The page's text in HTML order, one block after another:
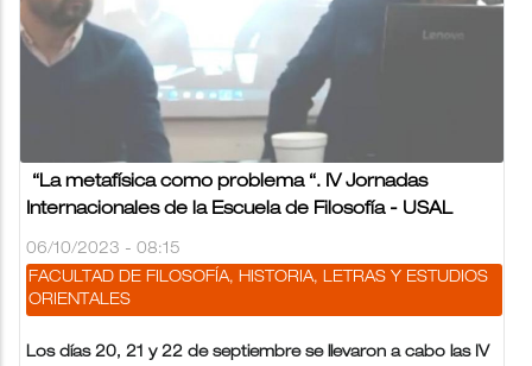
“La metafísica como problema “. IV Jornadas
Internacionales de la Escuela de Filosofía - USAL
06/10/2023 - 08:15
FACULTAD DE FILOSOFÍA, HISTORIA, LETRAS Y ESTUDIOS
ORIENTALES
Los días 20, 21 y 22 de septiembre se llevaron a cabo las IV